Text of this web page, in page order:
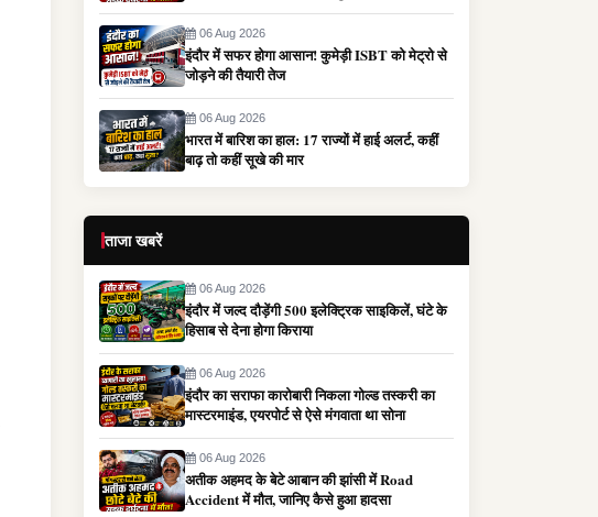
06 Aug 2026
इंदौर में सफर होगा आसान! कुमेड़ी ISBT को मेट्रो से
जोड़ने की तैयारी तेज
06 Aug 2026
भारत में बारिश का हाल: 17 राज्यों में हाई अलर्ट, कहीं
बाढ़ तो कहीं सूखे की मार
ताजा खबरें
06 Aug 2026
इंदौर में जल्द दौड़ेंगी 500 इलेक्ट्रिक साइकिलें, घंटे के
हिसाब से देना होगा किराया
06 Aug 2026
इंदौर का सराफा कारोबारी निकला गोल्ड तस्करी का
मास्टरमाइंड, एयरपोर्ट से ऐसे मंगवाता था सोना
06 Aug 2026
अतीक अहमद के बेटे आबान की झांसी में Road
Accident में मौत, जानिए कैसे हुआ हादसा